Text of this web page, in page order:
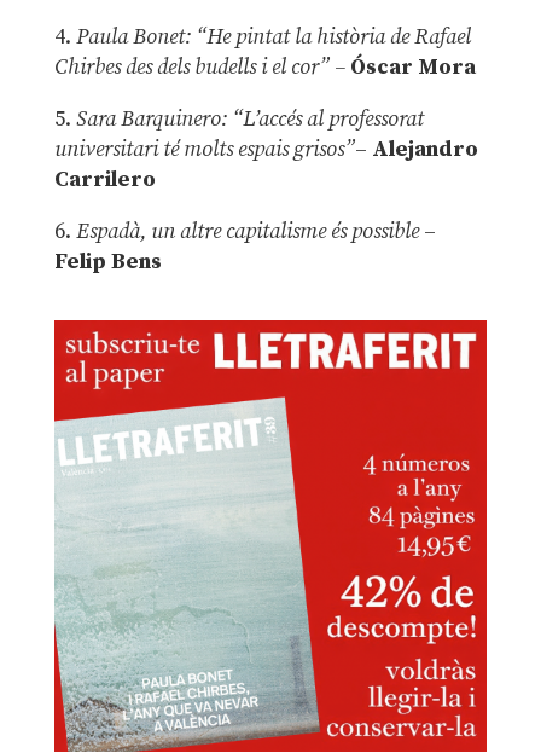
4. Paula Bonet: “He pintat la història de Rafael
Chirbes des dels budells i el cor” –Óscar Mora
5. Sara Barquinero: “L’accés al professorat
universitari té molts espais grisos”– Alejandro
Carrilero
6. Espadà, un altre capitalisme és possible –
Felip Bens